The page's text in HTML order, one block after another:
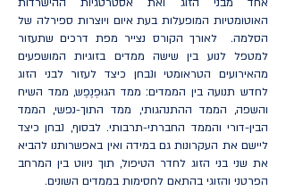
האוטומטיות המופעלות בעת איום ויוצרות ספירלה של
הסלמה. לאורך הקורס נצייר מפת דרכים שתעזור
למטפל לנוע בין שישה ממדים בזוגיות המושפעים
מהאירועים הטראומטי ונבחן כיצד לעזור לבני הזוג
לחדש תנועה בין הממדים: ממד הגוּפְנֶפֶש, ממד השיח
והשפה, הממד ההתנהגותי, ממד התוך-נפשי, הממד
הבין-דורי והממד החברתי-תרבותי. לבסוף, נבחן כיצד
ליישם את העקרונות גם במידה ואין באפשרותנו להביא
את שני בני הזוג לחדר הטיפול, תוך ניווט בין המרחב
הפרטני והזוגי בהתאם לחסימות בממדים השונים.